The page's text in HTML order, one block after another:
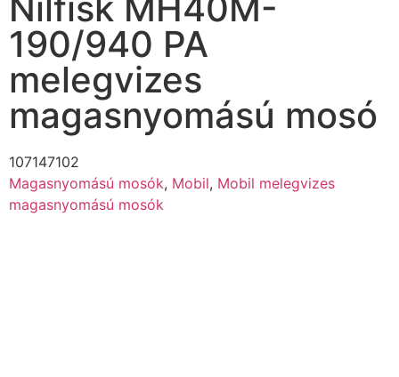
190/940 PA
melegvizes
magasnyomású mosó
107147102
Magasnyomású mosók, Mobil, Mobil melegvizes
magasnyomású mosók